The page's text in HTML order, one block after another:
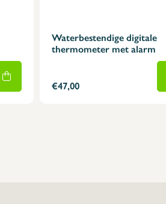
Waterbestendige digitale
thermometer met alarm
€47,00